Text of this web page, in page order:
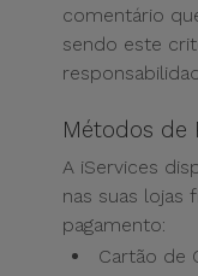
comentário
sendo este
Métodos de
A iServices
nas suas lojas
pagamento:
Cartão de